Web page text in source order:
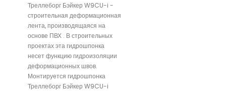
Треллеборг Бэйкер W9CU-i -
строительная деформационная
лента, производящаяся на
основе ПВХ . В строительных
проектах эта гидрошпонка
несет функцию гидроизоляции
деформационных швов.
Монтируется гидрошпонка
Треллеборг Бэйкер W9CU-i